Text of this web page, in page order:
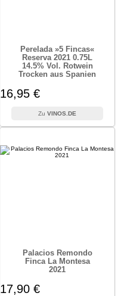
Perelada »5 Fincas«
Reserva 2021 0.75L
14.5% Vol. Rotwein
Trocken aus Spanien
16,95 €
VINOS.DE
Palacios Remondo
Finca La Montesa
2021
17,90 €